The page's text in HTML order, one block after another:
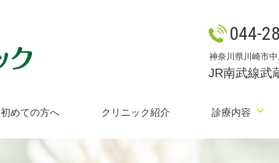
044-
神奈川県川崎市
JR南武線武
初めての方へ クリニック紹介 診療内容